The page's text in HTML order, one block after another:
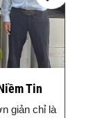
Tin
giản chỉ là